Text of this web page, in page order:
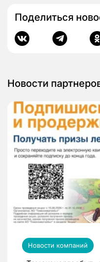
Поделиться
Новости
Новости компаний